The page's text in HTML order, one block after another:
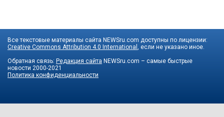
Все текстовые материалы сайта NEWSru.com доступны по лицензии:
Creative Commons Attribution 4.0 International , если не указано иное.
Обратная связь: Редакция сайта NEWSru.com – самые быстрые
новости 2000-2021
Политика конфиденциальности